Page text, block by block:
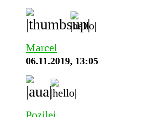
Marcel
06.11.2019, 13:05